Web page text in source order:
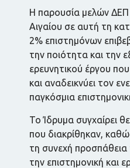
Η παρουσία μελών ΔΕΠ
Αιγαίου σε αυτή τη
2% επιστημόνων
την ποιότητα και την
ερευνητικού έργου
και αναδεικνύει τον
παγκόσμια
Το Ίδρυμα συγχαίρει
που διακρίθηκαν,
τη συνεχή
την επιστημονική και